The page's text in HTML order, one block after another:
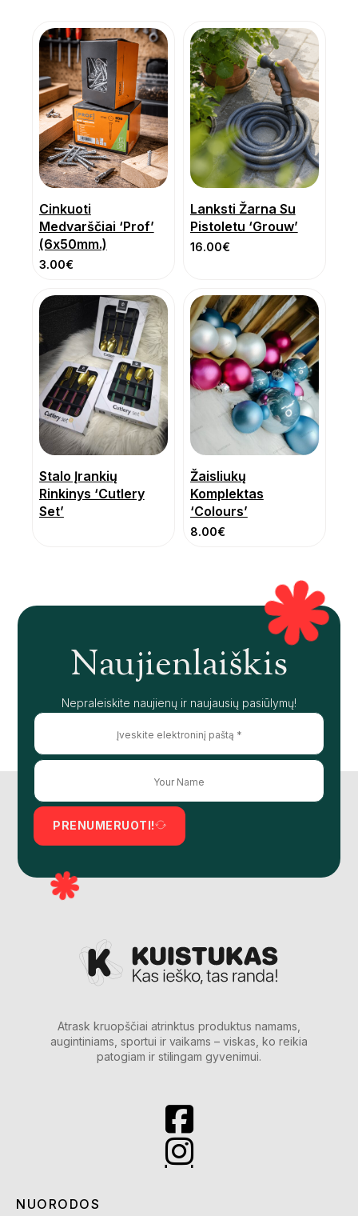
Cinkuoti
Medvarščiai ‘Prof’
(6x50mm.)
3.00€
Lanksti Žarna Su
Pistoletu ‘Grouw’
16.00€
Stalo Įrankių
Rinkinys ‘Cutlery
Set’
Žaisliukų
Komplektas
‘Colours’
8.00€
Naujienlaiškis
Nepraleiskite naujienų ir naujausių pasiūlymų!
PRENUMERUOTI!
Atrask kruopščiai atrinktus produktus namams,
augintiniams, sportui ir vaikams – viskas, ko reikia
patogiam ir stilingam gyvenimui.
NUORODOS